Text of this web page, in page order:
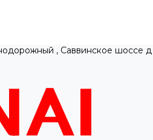
, Саввинское шоссе